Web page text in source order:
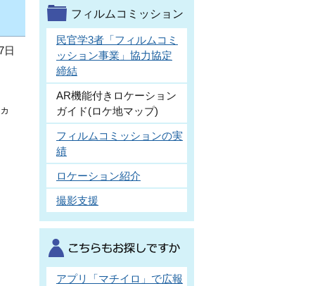
日
フィルムコミッション
民官学3者「フィルムコミ
ッション事業」協力協定
締結
AR機能付きロケーション
ガイド(ロケ地マップ)
フィルムコミッションの実
績
ロケーション紹介
撮影支援
アプリ「マチイロ」で広報